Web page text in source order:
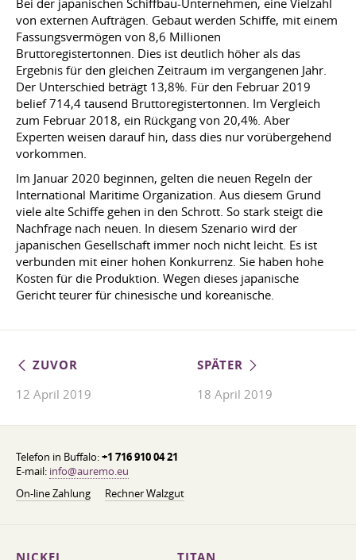
Bei der japanischen Schiffbau-Unternehmen, eine Vielzahl
von externen Aufträgen. Gebaut werden Schiffe, mit einem
Fassungsvermögen von 8,6 Millionen
Bruttoregistertonnen. Dies ist deutlich höher als das
Ergebnis für den gleichen Zeitraum im vergangenen Jahr.
Der Unterschied beträgt 13,8%. Für den Februar 2019
belief 714,4 tausend Bruttoregistertonnen. Im Vergleich
zum Februar 2018, ein Rückgang von 20,4%. Aber
Experten weisen darauf hin, dass dies nur vorübergehend
vorkommen.
Im Januar 2020 beginnen, gelten die neuen Regeln der
International Maritime Organization. Aus diesem Grund
viele alte Schiffe gehen in den Schrott. So stark steigt die
Nachfrage nach neuen. In diesem Szenario wird der
japanischen Gesellschaft immer noch nicht leicht. Es ist
verbunden mit einer hohen Konkurrenz. Sie haben hohe
Kosten für die Produktion. Wegen dieses japanische
Gericht teurer für chinesische und koreanische.
ZUVOR
12 April 2019
SPÄTER
18 April 2019
Telefon in Buffalo:+1 716 910 04 21
E-mail: info@auremo.eu
On-line Zahlung
Rechner Walzgut